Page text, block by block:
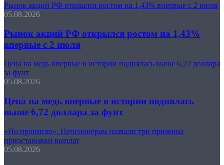
Рынок акций РФ открылся ростом на 1,43% впервые с 2 июля
05.08.2026
Рынок акций РФ открылся ростом на 1,43%
впервые с 2 июля
Цена на медь впервые в истории поднялась выше 6,72 доллара
за фунт
05.08.2026
Цена на медь впервые в истории поднялась
выше 6,72 доллара за фунт
«По прописке». Пенсионерам назвали три причины
приостановки выплат
05.08.2026